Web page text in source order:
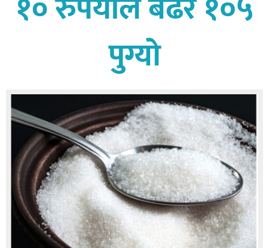
बागमती
विशेष
राजनीति
प्रमुख
समाचार
राष्ट्रिय
अन्तराष्ट्रिय
अन्तरबार्ता
पुग्यो